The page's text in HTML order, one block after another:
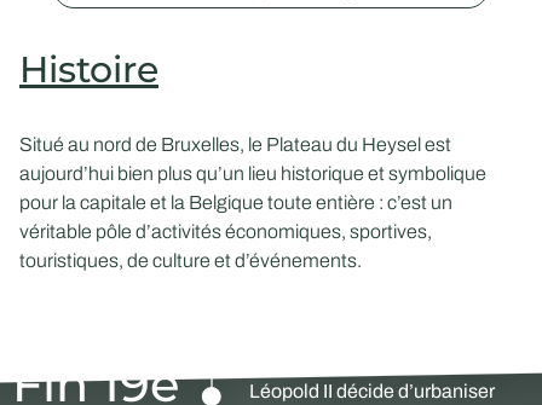
Histoire
Situé au nord de Bruxelles, le Plateau du Heysel est
aujourd’hui bien plus qu’un lieu historique et symbolique
pour la capitale et la Belgique toute entière : c’est un
véritable pôle d’activités économiques, sportives,
touristiques, de culture et d’événements.
Fin 19e
Léopold II décide d’urbaniser